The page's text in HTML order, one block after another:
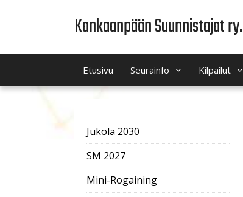
Kankaanpään Suunnistajat ry.
Etusivu Seurainfo Kilpailut
Jukola 2030
SM 2027
Mini-Rogaining